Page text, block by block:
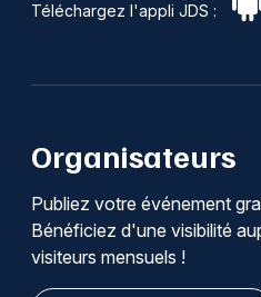
Téléchargez l'appli JDS :
Organisateurs
Publiez votre événement
Bénéficiez d'une visibilité
visiteurs mensuels !